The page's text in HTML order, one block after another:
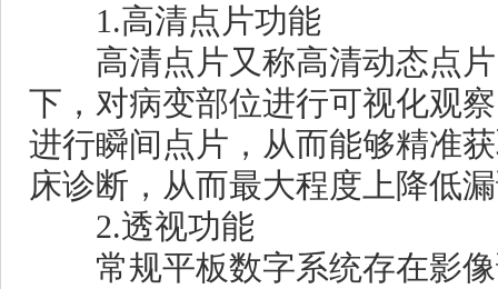
1.高清点片功能
高清点片又称高清动态点片
下，对病变部位进行可视化观
进行瞬间点片，从而能够精准
床诊断，从而最大程度上降低
2.透视功能
常规平板数字系统存在影像